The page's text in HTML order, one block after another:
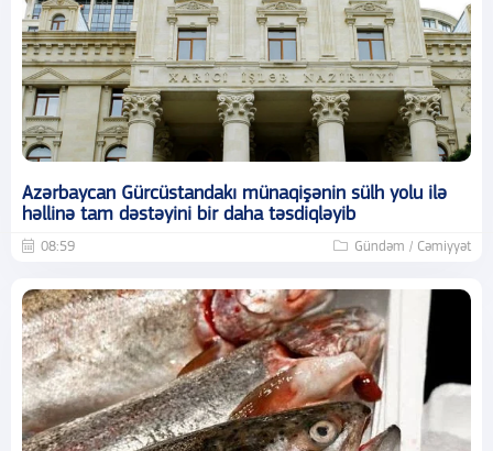
Azərbaycan Gürcüstandakı münaqişənin sülh yolu ilə
həllinə tam dəstəyini bir daha təsdiqləyib
08:59 Gündəm / Cəmiyyət